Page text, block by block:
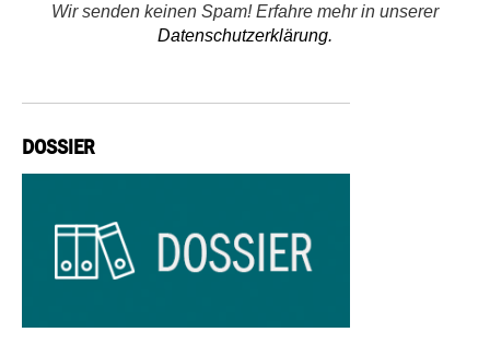
Wir senden keinen Spam! Erfahre mehr in unserer
Datenschutzerklärung.
DOSSIER